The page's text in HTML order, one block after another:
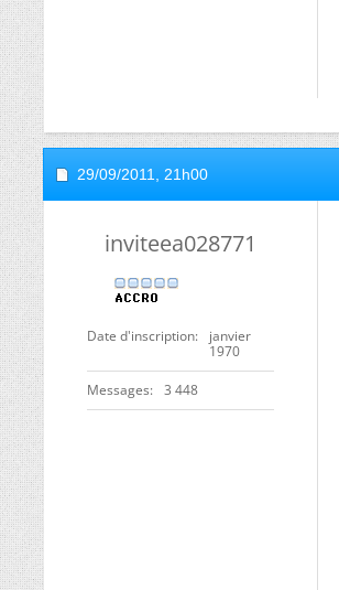
29/09/2011, 21h00
inviteea028771
Date d'inscription
janvier
1970
Messages 3 448